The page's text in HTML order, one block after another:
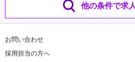
他の条件で求
お問い合わせ
採用担当の方へ